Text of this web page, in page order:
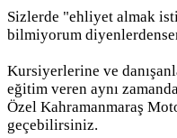
Sizlerde "ehliyet almak
bilmiyorum
Kursiyerlerine ve
eğitim veren aynı
Özel Kahramanmaraş
geçebilirsiniz.